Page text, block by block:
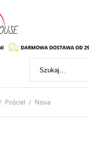
Pościel Nova